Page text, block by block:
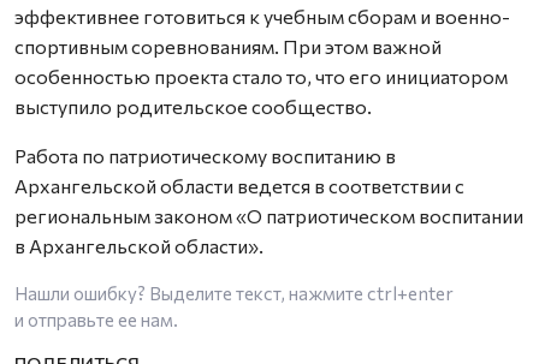
эффективнее готовиться к учебным сборам и военно-
спортивным соревнованиям. При этом важной
особенностью проекта стало то, что его инициатором
выступило родительское сообщество.
Работа по патриотическому воспитанию в
Архангельской области ведется в соответствии с
региональным законом «О патриотическом воспитании
в Архангельской области».
Нашли ошибку? Выделите текст, нажмите ctrl+enter
и отправьте ее нам.